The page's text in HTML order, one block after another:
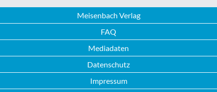
Meisenbach Verlag
FAQ
Mediadaten
Datenschutz
Impressum